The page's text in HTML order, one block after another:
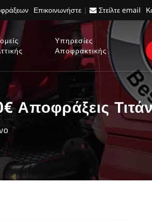
Επικοινωνήστε | Στείλτε email
Υπηρεσίες
Αποφρακτικής